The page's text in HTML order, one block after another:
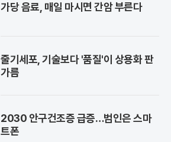
가당 음료, 매일 마시면 간암 부른다
줄기세포, 기술보다 '품질'이 상용화 판
가름
2030 안구건조증 급증…범인은 스마
트폰